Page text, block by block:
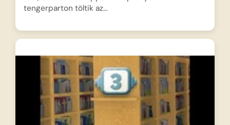
tengerparton töltik az…